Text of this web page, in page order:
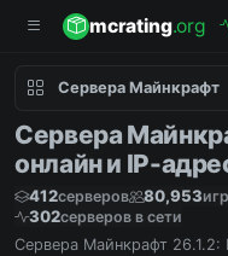
mcrating.org
Сервера Майнкрафт
Сервера
онлайн и IP-
412серверов 80,953
302серверов в сети
Сервера Майнкрафт 26.1.2: